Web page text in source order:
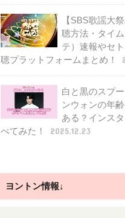
【SBS歌謡大
聴方法・タイ
テ）速報やセ
聴プラットフォームまとめ！
白と黒のスプ
ンウォンの年
ある？インス
べてみた！
2025.12.23
ヨントン情報↓